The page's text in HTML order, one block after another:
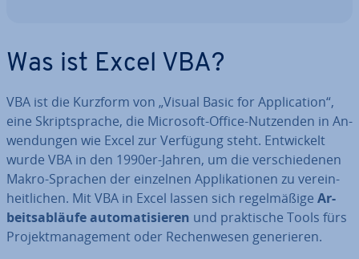
Was ist Excel VBA?
VBA ist die Kurzform von „Visual Basic for Ap­pli­ca­ti­on“,
eine Skript­spra­che, die Microsoft-Office-Nutzenden in An­
wen­dun­gen wie Excel zur Verfügung steht. Ent­wi­ckelt
wurde VBA in den 1990er-Jahren, um die ver­schie­de­nen
Makro-Sprachen der einzelnen Ap­pli­ka­tio­nen zu ver­ein­
heit­li­chen. Mit VBA in Excel lassen sich re­gel­mä­ßi­ge Ar­
beits­ab­läu­fe au­to­ma­ti­sie­ren und prak­ti­sche Tools fürs
Pro­jekt­ma­nage­ment oder Re­chen­we­sen ge­ne­rie­ren.